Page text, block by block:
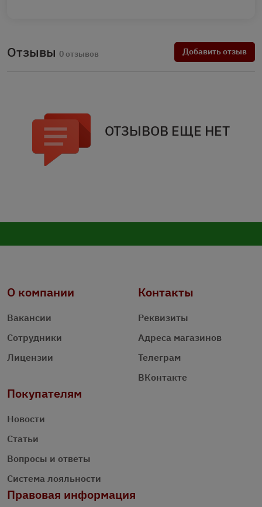
Отзывы 0 отзывов Добавить отзыв
ОТЗЫВОВ ЕЩЕ НЕТ
О компании
Вакансии
Сотрудники
Лицензии
Контакты
Реквизиты
Адреса магазинов
Телеграм
ВКонтакте
Покупателям
Новости
Статьи
Вопросы и ответы
Система лояльности
Правовая информация